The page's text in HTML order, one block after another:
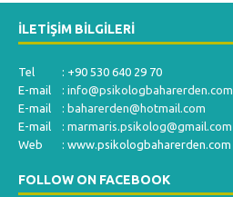
İLETIŞIM BILGILERI
Tel : +90 530 640 29 70
E-mail : info@psikologbaharerden.com
E-mail : baharerden@hotmail.com
E-mail : marmaris.psikolog@gmail.com
Web : www.psikologbaharerden.com
FOLLOW ON FACEBOOK